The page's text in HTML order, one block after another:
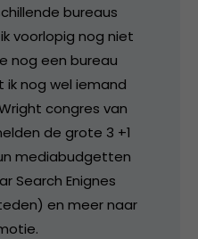
bureaus
voorlopig nog niet
nog een bureau
ik nog wel iemand
congres van
de grote 3 +1
mediabudgetten
Search Enignes
en meer naar